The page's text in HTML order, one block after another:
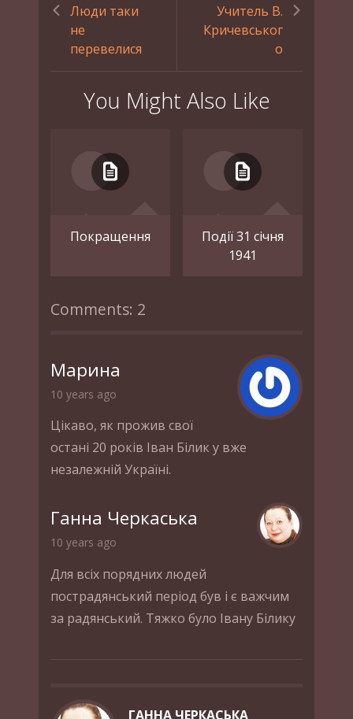
Люди таки
не
перевелися
Учитель В.
Кричевськог
о
You Might Also Like
Покращення
Події 31 січня
1941
Comments: 2
Марина
10 years ago
Цікаво, як прожив свої
остані 20 років Іван Білик у вже
незалежній Україні.
Ганна Черкаська
10 years ago
Для всіх порядних людей
пострадянський період був і є важчим
за радянський. Тяжко було Івану Білику
ГАННА ЧЕРКАСЬКА